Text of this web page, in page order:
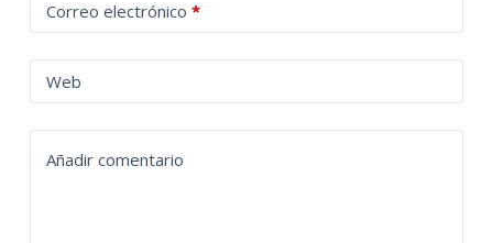
Correo electrónico *
Web
Añadir comentario
a
t